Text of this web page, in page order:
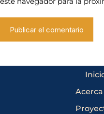
Publicar el comentario